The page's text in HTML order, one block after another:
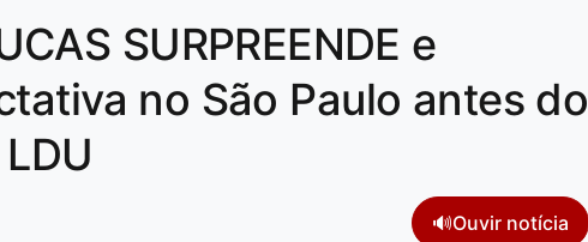
SURPREENDE e
no São Paulo antes do
🔊Ouvir notícia